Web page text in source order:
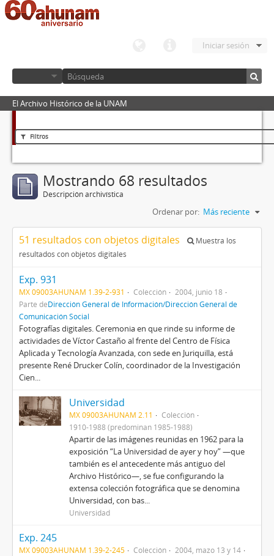
Iniciar sesión
El Archivo Histórico de la UNAM
Filtros
Mostrando 68 resultados
Descripción archivística
Ordenar por: Más reciente
51 resultados con objetos digitales
Muestra los
resultados con objetos digitales
Exp. 931
MX 09003AHUNAM 1.39-2-931 Colección
2004, junio 18
Parte deDirección General de Información/Dirección General de
Comunicación Social
Fotografías digitales. Ceremonia en que rinde su informe de
actividades de Víctor Castaño al frente del Centro de Física
Aplicada y Tecnología Avanzada, con sede en Juriquilla, está
presente René Drucker Colín, coordinador de la Investigación
Cien...
Universidad
MX 09003AHUNAM 2.11
Colección
1910-1988 (predominan 1985-1988)
Apartir de las imágenes reunidas en 1962 para la
exposición “La Universidad de ayer y hoy” —que
también es el antecedente más antiguo del
Archivo Histórico—, se fue configurando la
extensa colección fotográfica que se denomina
Universidad, con bas...
Universidad
Exp. 245
MX 09003AHUNAM 1.39-2-245 Colección
2004, mazo 13 y 14